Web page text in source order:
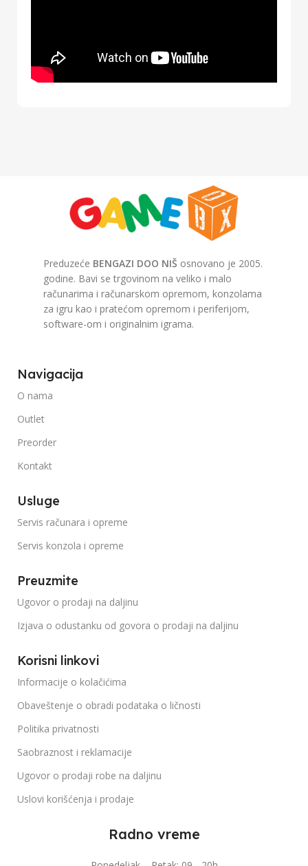
Preduzeće BENGAZI DOO NIŠ osnovano je 2005.
godine. Bavi se trgovinom na veliko i malo
računarima i računarskom opremom, konzolama
za igru kao i pratećom opremom i periferijom,
software-om i originalnim igrama.
Navigacija
O nama
Outlet
Preorder
Kontakt
Usluge
Servis računara i opreme
Servis konzola i opreme
Preuzmite
Ugovor o prodaji na daljinu
Izjava o odustanku od govora o prodaji na daljinu
Korisni linkovi
Informacije o kolačićima
Obaveštenje o obradi podataka o ličnosti
Politika privatnosti
Saobraznost i reklamacije
Ugovor o prodaji robe na daljinu
Uslovi korišćenja i prodaje
Radno vreme